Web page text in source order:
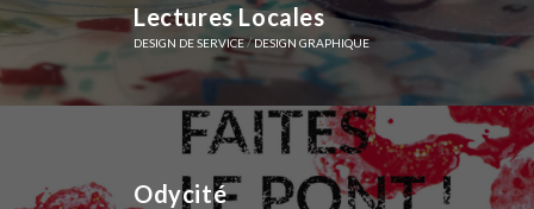
Lectures Locales
DESIGN DE SERVICE/DESIGN GRAPHIQUE
Odycité